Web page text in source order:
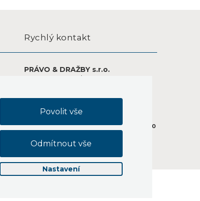
Rychlý kontakt
PRÁVO & DRAŽBY s.r.o.
Na Větřáku 1051/8
IČ: 19584920
Datová schránka: xc82yw3
Bankovní spojení: 1122331208/5500
Koncesovaný dražebník dle zak. č. 26/2000
Nastavení